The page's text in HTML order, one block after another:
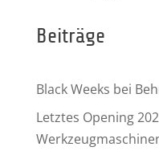
Beiträge
Black Weeks bei
Letztes Opening